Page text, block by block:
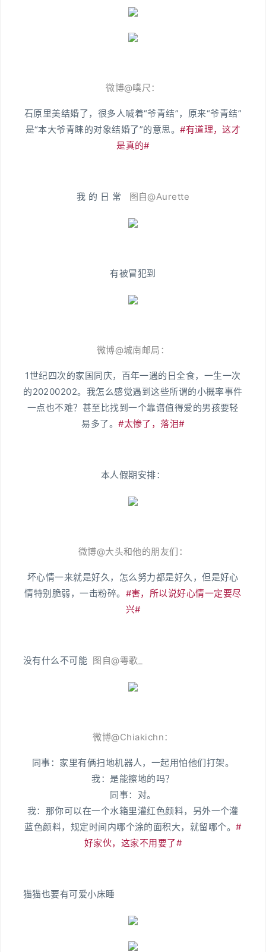
微博@噗尺：
石原里美结婚了，很多人喊着“爷青结”，原来“爷青结”
是“本大爷青睐的对象结婚了”的意思。#有道理，这才
是真的#
我 的 日 常 图自@Aurette
有被冒犯到
微博@城南邮局：
1世纪四次的家国同庆，百年一遇的日全食，一生一次
的20200202。我怎么感觉遇到这些所谓的小概率事件
一点也不难？甚至比找到一个靠谱值得爱的男孩要轻
易多了。#太惨了，落泪#
本人假期安排：
微博@大头和他的朋友们：
坏心情一来就是好久，怎么努力都是好久，但是好心
情特别脆弱，一击粉碎。 #害，所以说好心情一定要尽
兴#
没有什么不可能 图自@雩歌_
微博@Chiakichn：
同事：家里有俩扫地机器人，一起用怕他们打架。
我：是能擦地的吗？
同事：对。
我：那你可以在一个水箱里灌红色颜料，另外一个灌
蓝色颜料，规定时间内哪个涂的面积大，就留哪个。#
好家伙，这家不用要了#
猫猫也要有可爱小床睡